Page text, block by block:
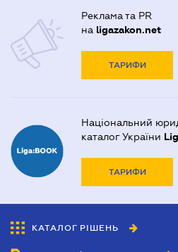
Реклама та PR
на ligazakon.net
ТАРИФИ
Національний
каталог України
ТАРИФИ
КАТАЛОГ РІШЕНЬ